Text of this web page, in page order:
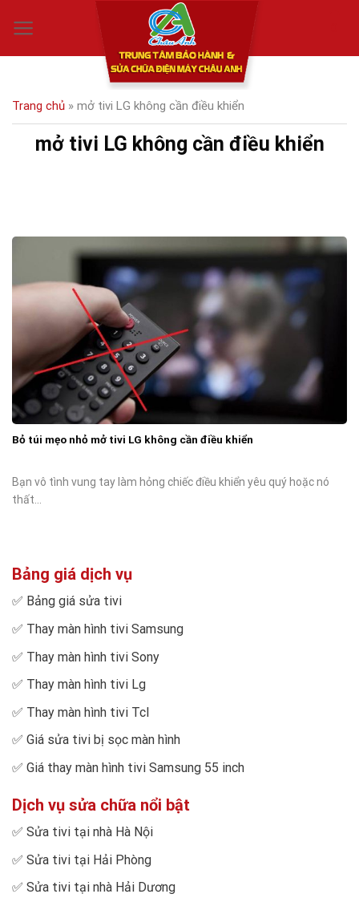
Trang chủ » mở tivi LG không cần điều khiển
mở tivi LG không cần điều khiển
Bỏ túi mẹo nhỏ mở tivi LG không cần điều khiển
Bạn vô tình vung tay làm hỏng chiếc điều khiển yêu quý hoặc nó
thất...
Bảng giá dịch vụ
✅ Bảng giá sửa tivi
✅ Thay màn hình tivi Samsung
✅ Thay màn hình tivi Sony
✅ Thay màn hình tivi Lg
✅ Thay màn hình tivi Tcl
✅ Giá sửa tivi bị sọc màn hình
✅ Giá thay màn hình tivi Samsung 55 inch
Dịch vụ sửa chữa nổi bật
✅ Sửa tivi tại nhà Hà Nội
✅ Sửa tivi tại Hải Phòng
✅ Sửa tivi tại nhà Hải Dương